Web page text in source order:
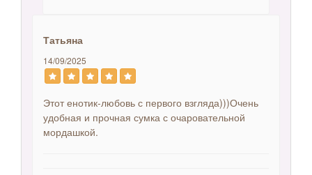
Татьяна
14/09/2025
Этот енотик-любовь с первого взгляда)))Очень
удобная и прочная сумка с очаровательной
мордашкой.